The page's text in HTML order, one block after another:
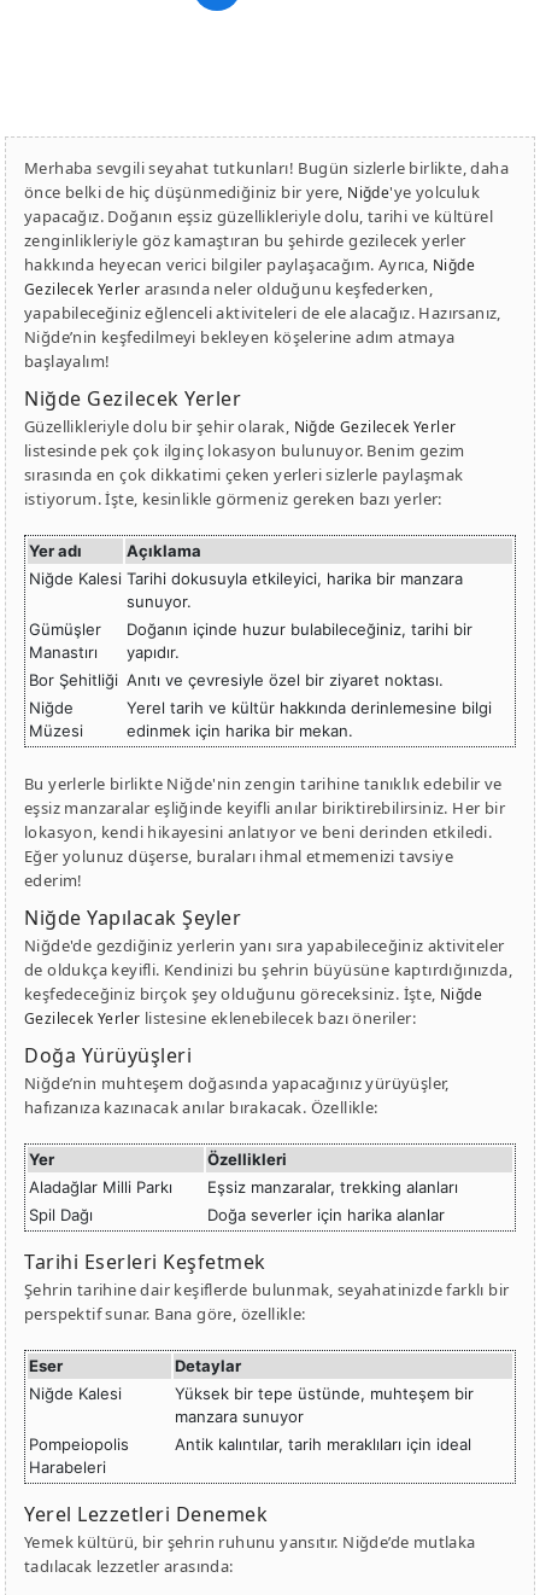
Merhaba sevgili seyahat tutkunları! Bugün sizlerle birlikte, daha
önce belki de hiç düşünmediğiniz bir yere, Niğde'ye yolculuk
yapacağız. Doğanın eşsiz güzellikleriyle dolu, tarihi ve kültürel
zenginlikleriyle göz kamaştıran bu şehirde gezilecek yerler
hakkında heyecan verici bilgiler paylaşacağım. Ayrıca, Niğde
Gezilecek Yerler arasında neler olduğunu keşfederken,
yapabileceğiniz eğlenceli aktiviteleri de ele alacağız. Hazırsanız,
Niğde’nin keşfedilmeyi bekleyen köşelerine adım atmaya
başlayalım!
Niğde Gezilecek Yerler
Güzellikleriyle dolu bir şehir olarak, Niğde Gezilecek Yerler
listesinde pek çok ilginç lokasyon bulunuyor. Benim gezim
sırasında en çok dikkatimi çeken yerleri sizlerle paylaşmak
istiyorum. İşte, kesinlikle görmeniz gereken bazı yerler:
Yer adı
Açıklama
Niğde Kalesi Tarihi dokusuyla etkileyici, harika bir manzara
sunuyor.
Gümüşler
Manastırı
Doğanın içinde huzur bulabileceğiniz, tarihi bir
yapıdır.
Bor Şehitliği Anıtı ve çevresiyle özel bir ziyaret noktası.
Niğde
Müzesi
Yerel tarih ve kültür hakkında derinlemesine bilgi
edinmek için harika bir mekan.
Bu yerlerle birlikte Niğde'nin zengin tarihine tanıklık edebilir ve
eşsiz manzaralar eşliğinde keyifli anılar biriktirebilirsiniz. Her bir
lokasyon, kendi hikayesini anlatıyor ve beni derinden etkiledi.
Eğer yolunuz düşerse, buraları ihmal etmemenizi tavsiye
ederim!
Niğde Yapılacak Şeyler
Niğde'de gezdiğiniz yerlerin yanı sıra yapabileceğiniz aktiviteler
de oldukça keyifli. Kendinizi bu şehrin büyüsüne kaptırdığınızda,
keşfedeceğiniz birçok şey olduğunu göreceksiniz. İşte, Niğde
Gezilecek Yerler listesine eklenebilecek bazı öneriler:
Doğa Yürüyüşleri
Niğde’nin muhteşem doğasında yapacağınız yürüyüşler,
hafızanıza kazınacak anılar bırakacak. Özellikle:
Yer
Özellikleri
Aladağlar Milli Parkı
Eşsiz manzaralar, trekking alanları
Spil Dağı
Doğa severler için harika alanlar
Tarihi Eserleri Keşfetmek
Şehrin tarihine dair keşiflerde bulunmak, seyahatinizde farklı bir
perspektif sunar. Bana göre, özellikle:
Eser
Detaylar
Niğde Kalesi
Yüksek bir tepe üstünde, muhteşem bir
manzara sunuyor
Pompeiopolis
Harabeleri
Antik kalıntılar, tarih meraklıları için ideal
Yerel Lezzetleri Denemek
Yemek kültürü, bir şehrin ruhunu yansıtır. Niğde’de mutlaka
tadılacak lezzetler arasında: